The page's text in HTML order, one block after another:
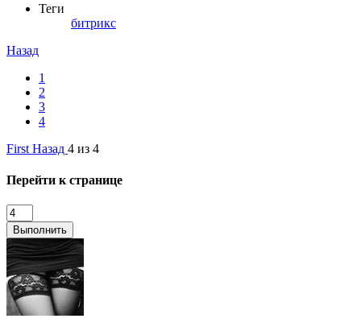
Теги
битрикс
Назад
1
2
3
4
First Назад 4 из 4
Перейти к странице
Выполнить